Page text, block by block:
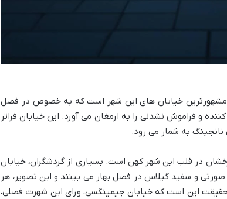
و مشهورترین خیابان های این شهر است که به خصوص در فصل
و فراموش نشدنی را به ارمغان می آورد. این خیابان فراتر
نانجینگ به شمار می رود.
در قلب این شهر کهن است. بسیاری از گردشگران، خیابان
و سفید گیلاس در فصل بهار می بینند و این تصویر، هر
حقیقت این است که خیابان جیمینگسی، ورای این شهرت فصلی،